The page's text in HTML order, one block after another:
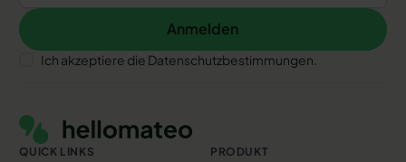
Anmelden
Anmelden
Ich akzeptiere die Datenschutzbestimmungen.
QUICK LINKS PRODUKT